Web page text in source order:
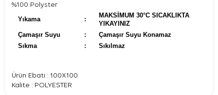
%100 Polyster
Yıkama
:
MAKSİMUM 30°C SICAKLIKTA
YIKAYINIZ
Çamaşır Suyu
:
Çamaşır Suyu Konamaz
Sıkma
: Sıkılmaz
Ürün Ebatı : 100X100
Kalite : POLYESTER